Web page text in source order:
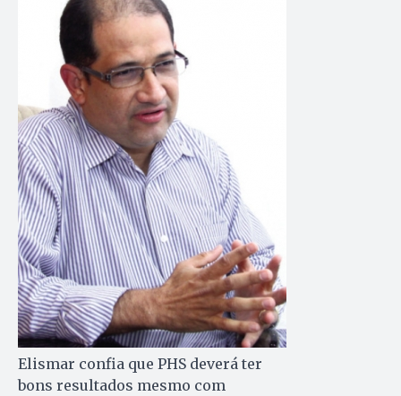
Elismar confia que PHS deverá ter
bons resultados mesmo com